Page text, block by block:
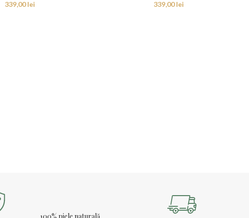
339,00lei 339,00lei
100% piele naturală